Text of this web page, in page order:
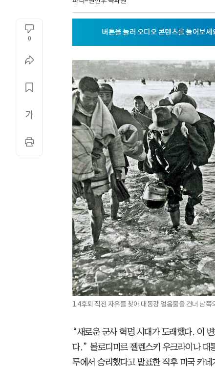
0
1.4후퇴 직전 자유를 찾아 대동강 얼음물을 건너 남
“새로운 군사 혁명 시대가 도래했다. 이
다.” 볼로디미르 젤렌스키 우크라이나 대
투에서 승리했다고 발표한 직후 미국 카